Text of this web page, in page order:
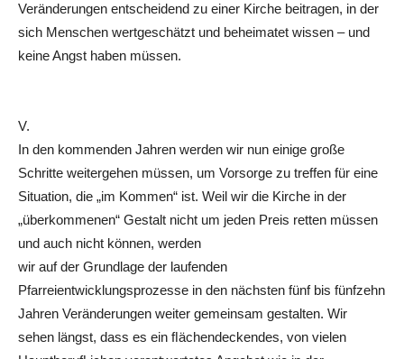
Veränderungen entscheidend zu einer Kirche beitragen, in der
sich Menschen wertgeschätzt und beheimatet wissen – und
keine Angst haben müssen.
V.
In den kommenden Jahren werden wir nun einige große
Schritte weitergehen müssen, um Vorsorge zu treffen für eine
Situation, die „im Kommen“ ist. Weil wir die Kirche in der
„überkommenen“ Gestalt nicht um jeden Preis retten müssen
und auch nicht können, werden
wir auf der Grundlage der laufenden
Pfarreientwicklungsprozesse in den nächsten fünf bis fünfzehn
Jahren Veränderungen weiter gemeinsam gestalten. Wir
sehen längst, dass es ein ﬂächendeckendes, von vielen